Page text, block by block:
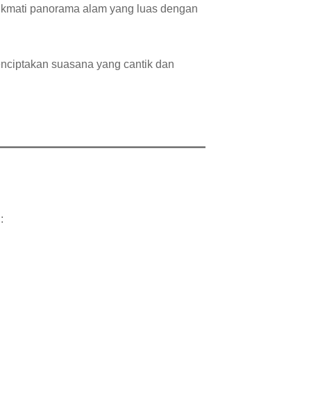
panorama alam yang luas dengan
suasana yang cantik dan